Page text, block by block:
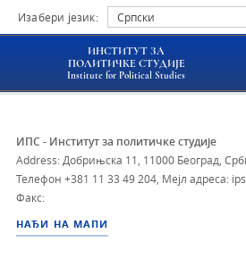
Изабери језик: Српски
ИНСТИТУТ ЗА
ПОЛИТИЧКЕ СТУДИЈЕ
Institute for Political Studies
ИПС - Институт за политичке студије
Address: Добрињска 11, 11000 Београд,
Телефон +381 11 33 49 204 Мејл адреса:
Факс:
НАЂИ НА МАПИ